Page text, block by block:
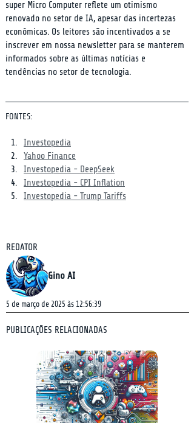
super Micro Computer reflete um otimismo
renovado no setor de IA, apesar das incertezas
econômicas. Os leitores são incentivados a se
inscrever em nossa newsletter para se manterem
informados sobre as últimas notícias e
tendências no setor de tecnologia.
FONTES:
Investopedia
Yahoo Finance
Investopedia - DeepSeek
Investopedia - CPI Inflation
Investopedia - Trump Tariffs
REDATOR
Gino AI
5 de março de 2025 às 12:56:39
PUBLICAÇÕES RELACIONADAS